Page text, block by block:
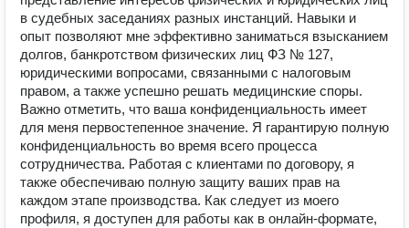
в судебных заседаниях разных инстанций. Навыки и
опыт позволяют мне эффективно заниматься взысканием
долгов, банкротством физических лиц ФЗ № 127,
юридическими вопросами, связанными с налоговым
правом, а также успешно решать медицинские споры.
Важно отметить, что ваша конфиденциальность имеет
для меня первостепенное значение. Я гарантирую полную
конфиденциальность во время всего процесса
сотрудничества. Работая с клиентами по договору, я
также обеспечиваю полную защиту ваших прав на
каждом этапе производства. Как следует из моего
профиля, я доступен для работы как в онлайн-формате,